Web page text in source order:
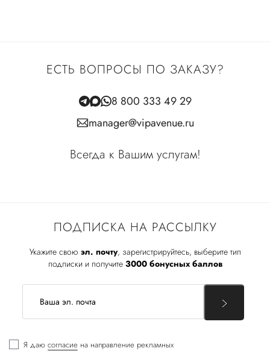
ПОДПИСКА НА РАССЫЛКУ
Укажите свою эл. почту, зарегистрируйтесь, выберите тип
подписки и получите 3000 бонусных баллов
Я даю согласие на направление рекламных
ЕСТЬ ВОПРОСЫ ПО ЗАКАЗУ?
8 800 333 49 29
manager@vipavenue.ru
Всегда к Вашим услугам!